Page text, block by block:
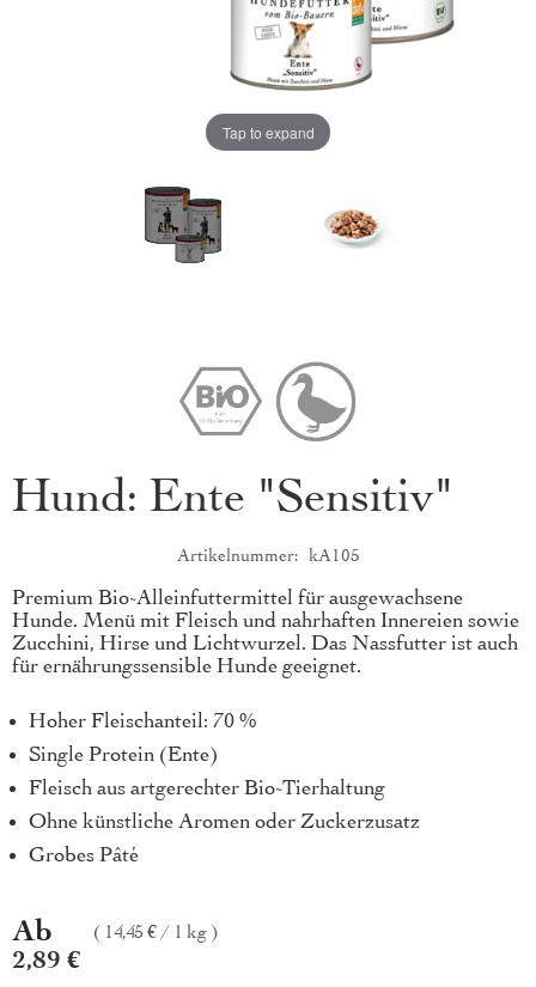
Tap to expand
Hund: Ente "Sensitiv"
Artikelnummer kA105
Produktkurzbeschreibung
Premium Bio-Alleinfuttermittel für ausgewachsene
Hunde. Menü mit Fleisch und nahrhaften Innereien sowie
Zucchini, Hirse und Lichtwurzel. Das Nassfutter ist auch
für ernährungssensible Hunde geeignet.
Hoher Fleischanteil: 70 %
Single Protein (Ente)
Fleisch aus artgerechter Bio-Tierhaltung
Ohne künstliche Aromen oder Zuckerzusatz
Grobes Pâté
Ab
2,89 €
14,45 € / 1 kg